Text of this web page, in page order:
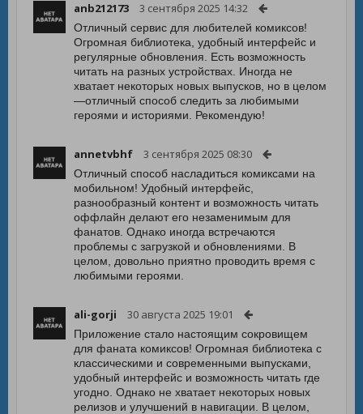
anb212173 3 сентября 2025 14:32
Отличный сервис для любителей комиксов!
Огромная библиотека, удобный интерфейс и
регулярные обновления. Есть возможность
читать на разных устройствах. Иногда не
хватает некоторых новых выпусков, но в целом
—отличный способ следить за любимыми
героями и историями. Рекомендую!
annetvbhf 3 сентября 2025 08:30
Отличный способ насладиться комиксами на
мобильном! Удобный интерфейс,
разнообразный контент и возможность читать
оффлайн делают его незаменимым для
фанатов. Однако иногда встречаются
проблемы с загрузкой и обновлениями. В
целом, довольно приятно проводить время с
любимыми героями.
ali-gorji 30 августа 2025 19:01
Приложение стало настоящим сокровищем
для фаната комиксов! Огромная библиотека с
классическими и современными выпусками,
удобный интерфейс и возможность читать где
угодно. Однако не хватает некоторых новых
релизов и улучшений в навигации. В целом,